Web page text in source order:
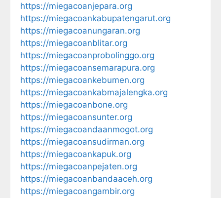
https://miegacoanjepara.org
https://miegacoankabupatengarut.org
https://miegacoanungaran.org
https://miegacoanblitar.org
https://miegacoanprobolinggo.org
https://miegacoansemarapura.org
https://miegacoankebumen.org
https://miegacoankabmajalengka.org
https://miegacoanbone.org
https://miegacoansunter.org
https://miegacoandaanmogot.org
https://miegacoansudirman.org
https://miegacoankapuk.org
https://miegacoanpejaten.org
https://miegacoanbandaaceh.org
https://miegacoangambir.org